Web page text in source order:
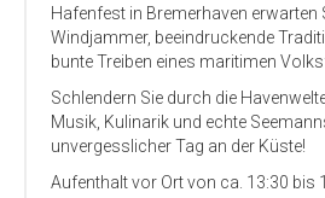
Hafenfest in Bremerhaven erwarten
Windjammer, beeindruckende
bunte Treiben eines maritimen
Schlendern Sie durch die
Musik, Kulinarik und echte
unvergesslicher Tag an der Küste!
Aufenthalt vor Ort von ca. 13:30 bis